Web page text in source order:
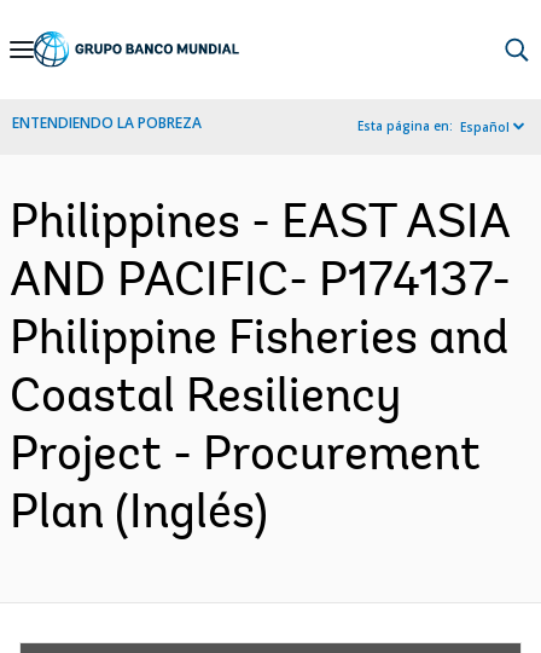
Skip
Navigation
ENTENDIENDO LA POBREZA Esta página en: Español
Philippines - EAST ASIA
AND PACIFIC- P174137-
Philippine Fisheries and
Coastal Resiliency
Project - Procurement
Plan (Inglés)